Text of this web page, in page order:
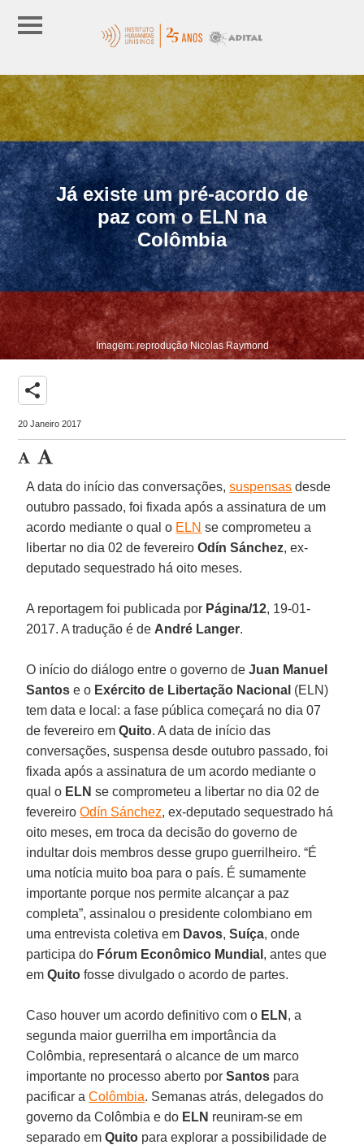
Já existe um pré-acordo de
paz com o ELN na
Colômbia
Imagem: reprodução Nicolas Raymond
share
20 Janeiro 2017
A data do início das conversações,suspensas desde
outubro passado, foi fixada após a assinatura de um
acordo mediante o qual o ELN se comprometeu a
libertar no dia 02 de fevereiroOdín Sánchez, ex-
deputado sequestrado há oito meses.
A reportagem foi publicada por Página/12, 19-01-
2017. A tradução é de André Langer.
O início do diálogo entre o governo deJuan Manuel
Santos e o Exército de Libertação Nacional (ELN)
tem data e local: a fase pública começará no dia 07
de fevereiro emQuito. A data de início das
conversações, suspensa desde outubro passado, foi
fixada após a assinatura de um acordo mediante o
qual o ELN se comprometeu a libertar no dia 02 de
fevereiroOdín Sánchez, ex-deputado sequestrado há
oito meses, em troca da decisão do governo de
indultar dois membros desse grupo guerrilheiro. “É
uma notícia muito boa para o país. É sumamente
importante porque nos permite alcançar a paz
completa”, assinalou o presidente colombiano em
uma entrevista coletiva em Davos,Suíça, onde
participa do Fórum Econômico Mundial , antes que
emQuito fosse divulgado o acordo de partes.
Caso houver um acordo definitivo com o ELN , a
segunda maior guerrilha em importância da
Colômbia, representará o alcance de um marco
importante no processo aberto porSantos para
pacificar aColômbia. Semanas atrás, delegados do
governo da Colômbia e do ELN reuniram-se em
separado emQuito para explorar a possibilidade de